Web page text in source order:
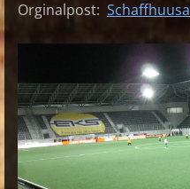
Orginalpost: Schaffhuusa